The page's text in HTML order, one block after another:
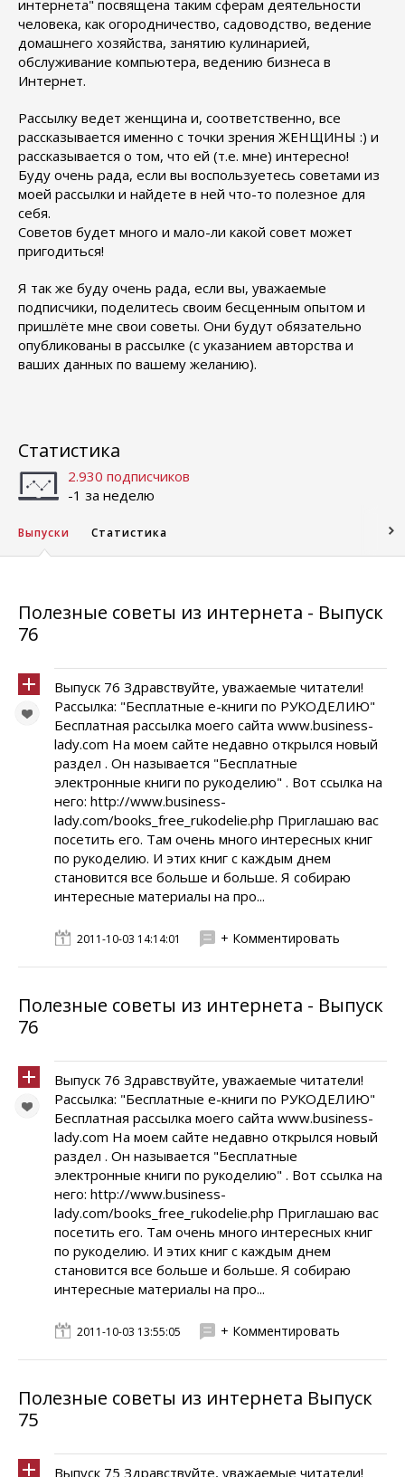
интернета" посвящена таким сферам деятельности
человека, как огородничество, садоводство, ведение
домашнего хозяйства, занятию кулинарией,
обслуживание компьютера, ведению бизнеса в
Интернет.
Рассылку ведет женщина и, соответственно, все
рассказывается именно с точки зрения ЖЕНЩИНЫ :) и
рассказывается о том, что ей (т.е. мне) интересно!
Буду очень рада, если вы воспользуетесь советами из
моей рассылки и найдете в ней что-то полезное для
себя.
Советов будет много и мало-ли какой совет может
пригодиться!
Я так же буду очень рада, если вы, уважаемые
подписчики, поделитесь своим бесценным опытом и
пришлёте мне свои советы. Они будут обязательно
опубликованы в рассылке (с указанием авторства и
ваших данных по вашему желанию).
Статистика
2.930 подписчиков
-1 за неделю
Выпуски Статистика
Полезные советы из интернета - Выпуск
76
Выпуск 76 Здравствуйте, уважаемые читатели!
Рассылка: "Бесплатные е-книги по РУКОДЕЛИЮ"
Бесплатная рассылка моего сайта www.business-
lady.com На моем сайте недавно открылся новый
раздел . Он называется "Бесплатные
электронные книги по рукоделию" . Вот ссылка на
него: http://www.business-
lady.com/books_free_rukodelie.php Приглашаю вас
посетить его. Там очень много интересных книг
по рукоделию. И этих книг с каждым днем
становится все больше и больше. Я собираю
интересные материалы на про...
2011-10-03 14:14:01 + Комментировать
Полезные советы из интернета - Выпуск
76
Выпуск 76 Здравствуйте, уважаемые читатели!
Рассылка: "Бесплатные е-книги по РУКОДЕЛИЮ"
Бесплатная рассылка моего сайта www.business-
lady.com На моем сайте недавно открылся новый
раздел . Он называется "Бесплатные
электронные книги по рукоделию" . Вот ссылка на
него: http://www.business-
lady.com/books_free_rukodelie.php Приглашаю вас
посетить его. Там очень много интересных книг
по рукоделию. И этих книг с каждым днем
становится все больше и больше. Я собираю
интересные материалы на про...
2011-10-03 13:55:05 + Комментировать
Полезные советы из интернета Выпуск
75
Выпуск 75 Здравствуйте, уважаемые читатели!